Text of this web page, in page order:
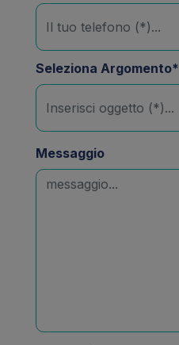
Seleziona Argomento*
Messaggio